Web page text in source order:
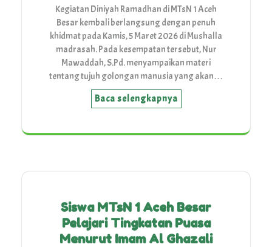
Kegiatan Diniyah Ramadhan di MTsN 1 Aceh
Besar kembali berlangsung dengan penuh
khidmat pada Kamis, 5 Maret 2026 di Mushalla
madrasah. Pada kesempatan tersebut, Nur
Mawaddah, S.Pd. menyampaikan materi
tentang tujuh golongan manusia yang akan…
Baca selengkapnya
Siswa MTsN 1 Aceh Besar
Pelajari Tingkatan Puasa
Menurut Imam Al Ghazali